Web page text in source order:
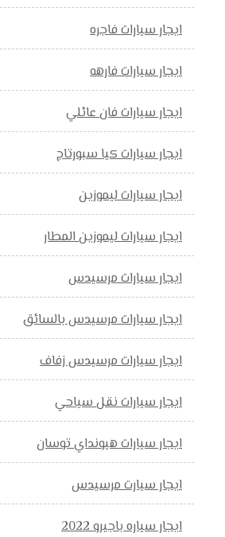
ايجار سيارات فاجره
ايجار سيارات فارهه
ايجار سيارات فان عائلي
ايجار سيارات كيا سبورتاج
ايجار سيارات ليموزين
ايجار سيارات ليموزين المطار
ايجار سيارات مرسيدس
ايجار سيارات مرسيدس بالسائق
ايجار سيارات مرسيدس زفاف
ايجار سيارات نقل سياحي
ايجار سيارات هيونداي توسان
ايجار سيارت مرسيدس
ايجار سياره باجيرو 2022